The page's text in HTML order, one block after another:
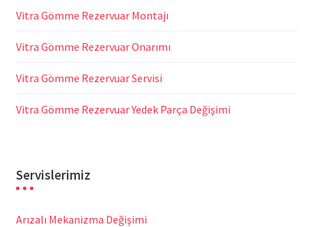
Vitra Gömme Rezervuar Montajı
Vitra Gömme Rezervuar Onarımı
Vitra Gömme Rezervuar Servisi
Vitra Gömme Rezervuar Yedek Parça Değişimi
Servislerimiz
Arızalı Mekanizma Değişimi